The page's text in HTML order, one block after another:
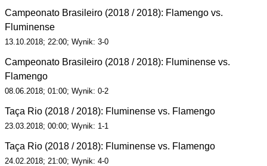
Campeonato Brasileiro (2018 / 2018): Flamengo vs.
Fluminense
13.10.2018; 22:00; Wynik: 3-0
Campeonato Brasileiro (2018 / 2018): Fluminense vs.
Flamengo
08.06.2018; 01:00; Wynik: 0-2
Taça Rio (2018 / 2018): Fluminense vs. Flamengo
23.03.2018; 00:00; Wynik: 1-1
Taça Rio (2018 / 2018): Fluminense vs. Flamengo
24.02.2018; 21:00; Wynik: 4-0